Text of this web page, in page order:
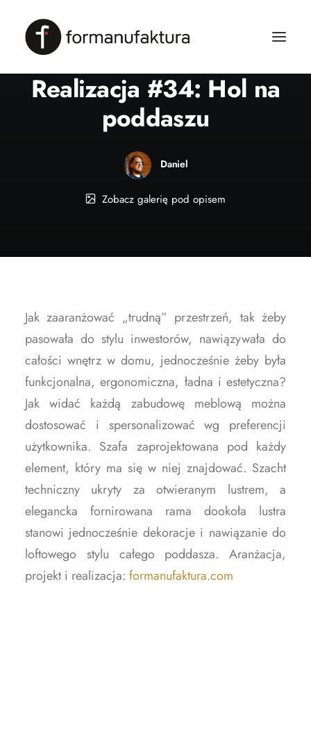
Realizacja #34: Hol na
poddaszu
Daniel
Zobacz galerię pod opisem
Jak zaaranżować „trudną” przestrzeń, tak żeby
pasowała do stylu inwestorów, nawiązywała do
całości wnętrz w domu, jednocześnie żeby była
funkcjonalna, ergonomiczna, ładna i estetyczna?
Jak widać każdą zabudowę meblową można
dostosować i spersonalizować wg preferencji
użytkownika. Szafa zaprojektowana pod każdy
element, który ma się w niej znajdować. Szacht
techniczny ukryty za otwieranym lustrem, a
elegancka fornirowana rama dookoła lustra
stanowi jednocześnie dekoracje i nawiązanie do
loftowego stylu całego poddasza. Aranżacja,
projekt i realizacja: formanufaktura.com